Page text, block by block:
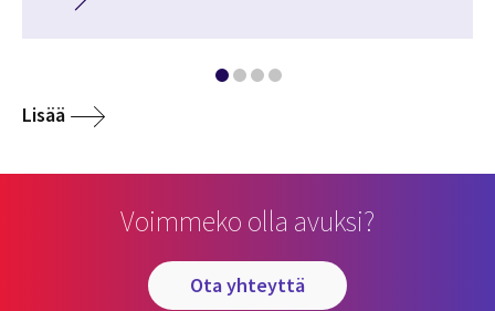
Lisää
Voimmeko olla avuksi?
ota yhteyttä